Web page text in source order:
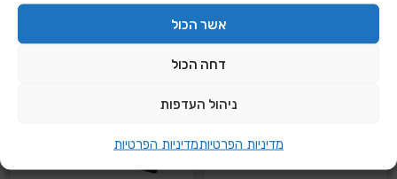
אשר הכול
דחה הכול
ניהול העדפות
מדיניות הפרטיותמדיניות הפרטיות